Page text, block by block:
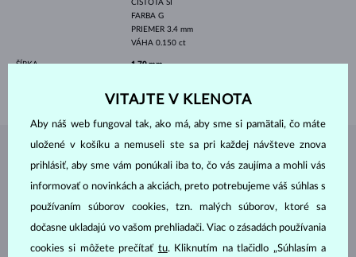
ČISTOTA SI
FARBA G
PRIEMER 3.4 mm
VÁHA 0.150 ct
ŠÍRKA 1.70 mm
ŠPERKY ZATELIÉRU KLENOTA
VITAJTE V KLENOTA
Aby náš web fungoval tak, ako má, aby sme si pamätali, čo máte
uložené v košíku a nemuseli ste sa pri každej návšteve znova
prihlásiť, aby sme vám ponúkali iba to, čo vás zaujíma a mohli vás
informovať o novinkách a akciách, preto potrebujeme váš súhlas s
používaním súborov cookies, tzn. malých súborov, ktoré sa
dočasne ukladajú vo vašom prehliadači. Viac o zásadách používania
cookies si môžete prečítať tu. Kliknutím na tlačidlo „Súhlasím a